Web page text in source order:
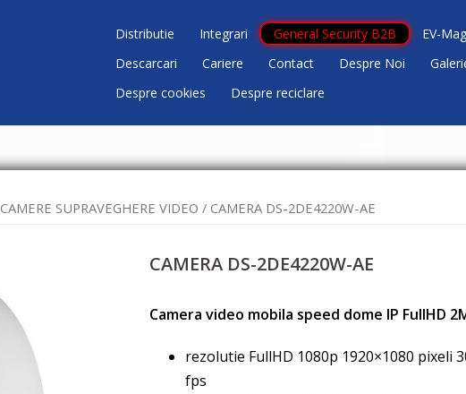
Distributie Integrari General Security B2B EV-Mag
Descarcari
Cariere Contact Despre Noi
Despre cookies
Despre reciclare
CAMERE SUPRAVEGHERE VIDEO / CAMERA DS-2DE4220W-AE
CAMERA DS-2DE4220W-AE
Camera video mobila speed dome IP FullHD
rezolutie FullHD 1080p 1920×1080 pixeli
fps